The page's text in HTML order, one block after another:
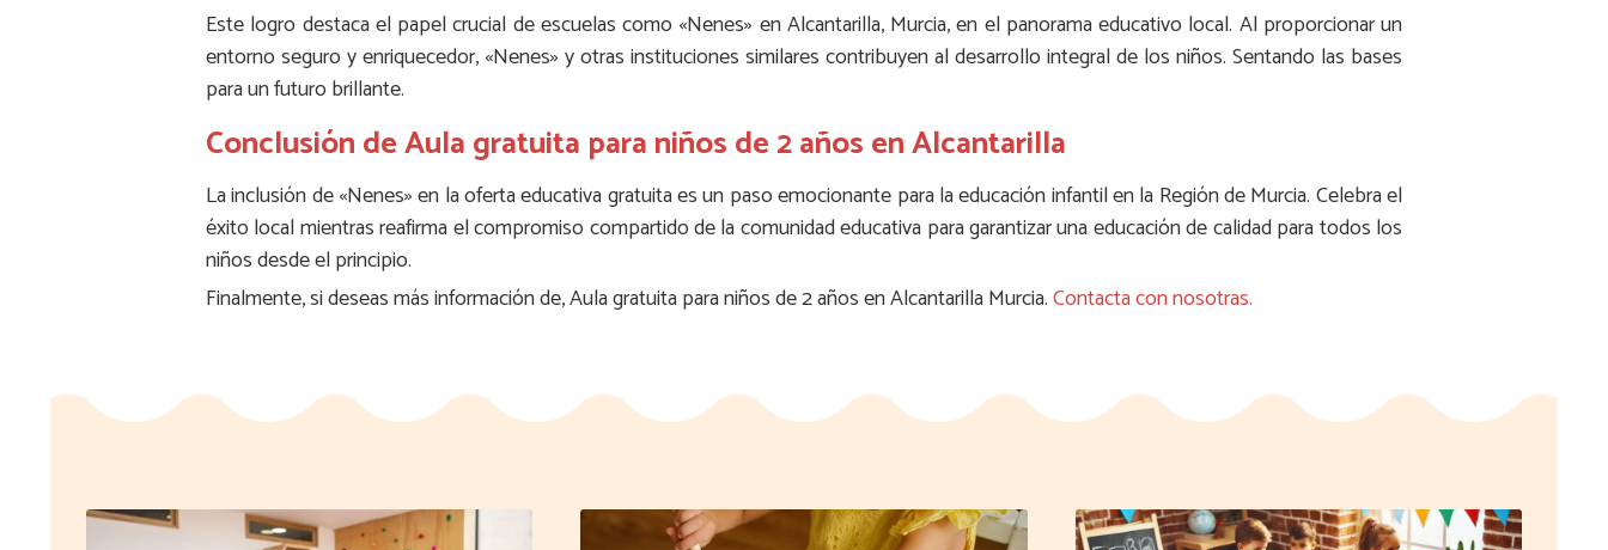
Este logro destaca el papel crucial de escuelas como «Nenes» en Alcantarilla, Murcia, en el panorama educativo local. Al proporcionar un
entorno seguro y enriquecedor, «Nenes» y otras instituciones similares contribuyen al desarrollo integral de los niños. Sentando las bases
para un futuro brillante.
Conclusión de Aula gratuita para niños de 2 años en Alcantarilla
La inclusión de «Nenes» en la oferta educativa gratuita es un paso emocionante para la educación infantil en la Región de Murcia. Celebra el
éxito local mientras reafirma el compromiso compartido de la comunidad educativa para garantizar una educación de calidad para todos los
niños desde el principio.
Finalmente, si deseas más información de, Aula gratuita para niños de 2 años en Alcantarilla Murcia.Contacta con nosotras.